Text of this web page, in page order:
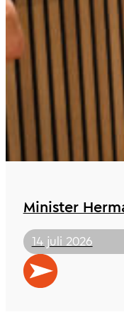
Minister
14 juli 2026